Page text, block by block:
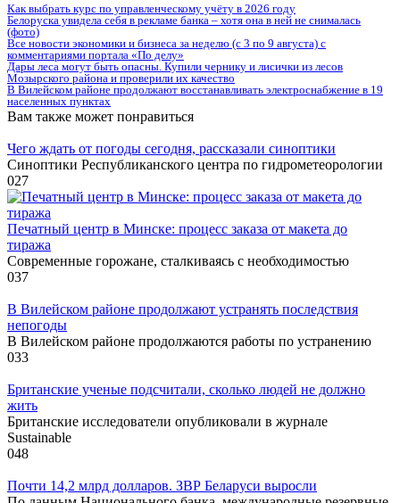
Как выбрать курс по управленческому учёту в 2026 году
Белоруска увидела себя в рекламе банка – хотя она в ней не снималась
(фото)
Все новости экономики и бизнеса за неделю (с 3 по 9 августа) с
комментариями портала «По делу»
Дары леса могут быть опасны. Купили чернику и лисички из лесов
Мозырского района и проверили их качество
В Вилейском районе продолжают восстанавливать электроснабжение в 19
населенных пунктах
Вам также может понравиться
Чего ждать от погоды сегодня, рассказали синоптики
Синоптики Республиканского центра по гидрометеорологии
027
Печатный центр в Минске: процесс заказа от макета до
тиража
Современные горожане, сталкиваясь с необходимостью
037
В Вилейском районе продолжают устранять последствия
непогоды
В Вилейском районе продолжаются работы по устранению
033
Британские ученые подсчитали, сколько людей не должно
жить
Британские исследователи опубликовали в журнале
Sustainable
048
Почти 14,2 млрд долларов. ЗВР Беларуси выросли